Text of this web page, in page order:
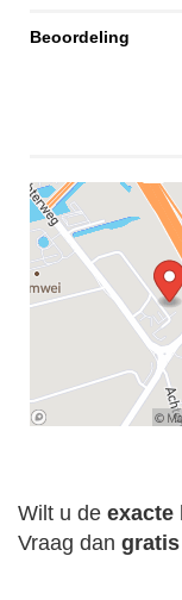
Beoordeling
Wilt u de exacte
Vraag dan gratis